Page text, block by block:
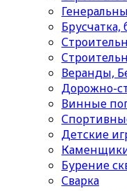
Веранды,
Дорожно-
Винные
Детские
Бурение
Сварка